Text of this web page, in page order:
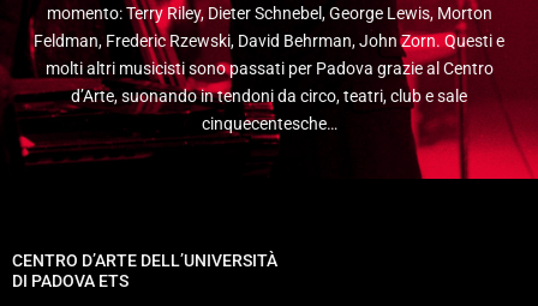
momento: Terry Riley, Dieter Schnebel, George Lewis, Morton
Feldman, Frederic Rzewski, David Behrman, John Zorn. Questi e
molti altri musicisti sono passati per Padova grazie al Centro
d’Arte, suonando in tendoni da circo, teatri, club e sale
cinquecentesche…
CENTRO D’ARTE DELL’UNIVERSITÀ
DI PADOVA ETS